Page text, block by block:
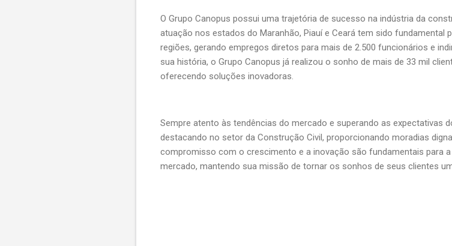
O Grupo Canopus possui uma trajetória de sucesso na indústria da
atuação nos estados do Maranhão, Piauí e Ceará tem sido fundamental
regiões, gerando empregos diretos para mais de 2.500 funcionários e
sua história, o Grupo Canopus já realizou o sonho de mais de 33 mil
oferecendo soluções inovadoras.
Sempre atento às tendências do mercado e superando as expectativas
destacando no setor da Construção Civil, proporcionando moradias
compromisso com o crescimento e a inovação são fundamentais para
mercado, mantendo sua missão de tornar os sonhos de seus clientes